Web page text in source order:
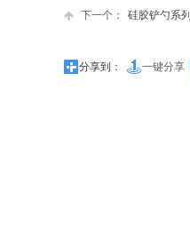
下一个： 硅胶铲勺系列
分享到： 一键分享